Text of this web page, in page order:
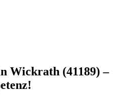
Wickrath (41189) –